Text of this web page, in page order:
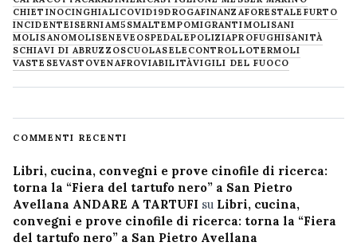
CHIETINOCINGHIALICOVID19DROGAFINANZAFORESTALE FURTO
INCIDENTEISERNIAM5SMALTEMPOMIGRANTIMOLISANI
MOLISANOMOLISENEVE OSPEDALEPOLIZIAPROFUGHISANITÀ
SCHIAVI DI ABRUZZOSCUOLASELECONTROLLOTERMOLI
VASTESEVASTOVENAFROVIABILITÀVIGILI DEL FUOCO
COMMENTI RECENTI
Libri, cucina, convegni e prove cinofile di ricerca:
torna la “Fiera del tartufo nero” a San Pietro
Avellana ANDARE A TARTUFI su Libri, cucina,
convegni e prove cinofile di ricerca: torna la “Fiera
del tartufo nero” a San Pietro Avellana